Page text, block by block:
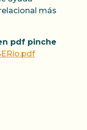
más
pdf pinche